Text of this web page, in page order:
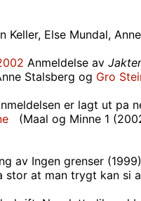
Keller, Else Mundal,
Anmeldelse av
Stalsberg og Gro
er lagt ut pa
(Maal og Minne 1
av Ingen grenser
stor at man trygt kan